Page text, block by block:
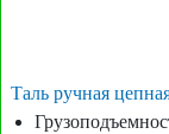
Таль ручная